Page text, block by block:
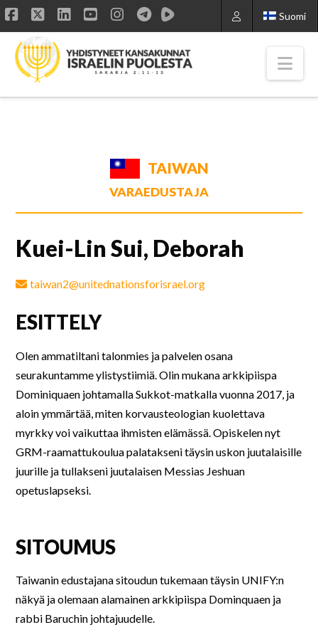
Suomi
Facebook
X LinkedIn
YouTube
Instagram
TAIWAN
VARAEDUSTAJA
Kuei-Lin Sui, Deborah
taiwan2@unitednationsforisrael.org
ESITTELY
Olen ammatiltani talonmies ja palvelen osana
seurakuntamme ylistystiimiä. Olin mukana arkkipiispa
Dominiquaen johtamalla Sukkot-matkalla vuonna 2017, ja
aloin ymmärtää, miten korvausteologian kuolettava
myrkky voi vaikuttaa ihmisten elämässä. Opiskelen nyt
GRM-raamattukoulua palatakseni täysin uskon juutalaisille
juurille ja tullakseni juutalaisen Messias Jeshuan
opetuslapseksi.
SITOUMUS
Taiwanin edustajana sitoudun tukemaan täysin UNIFY:n
näkyä ja olemaan alamainen arkkipiispa Dominquaen ja
rabbi Baruchin johtajuudelle.